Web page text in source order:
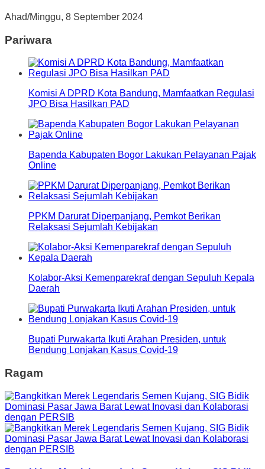
Ahad/Minggu, 8 September 2024
Pariwara
Komisi A DPRD Kota Bandung, Mamfaatkan Regulasi
JPO Bisa Hasilkan PAD
Bapenda Kabupaten Bogor Lakukan Pelayanan Pajak
Online
PPKM Darurat Diperpanjang, Pemkot Berikan
Relaksasi Sejumlah Kebijakan
Kolabor-Aksi Kemenparekraf dengan Sepuluh Kepala
Daerah
Bupati Purwakarta Ikuti Arahan Presiden, untuk
Bendung Lonjakan Kasus Covid-19
Ragam